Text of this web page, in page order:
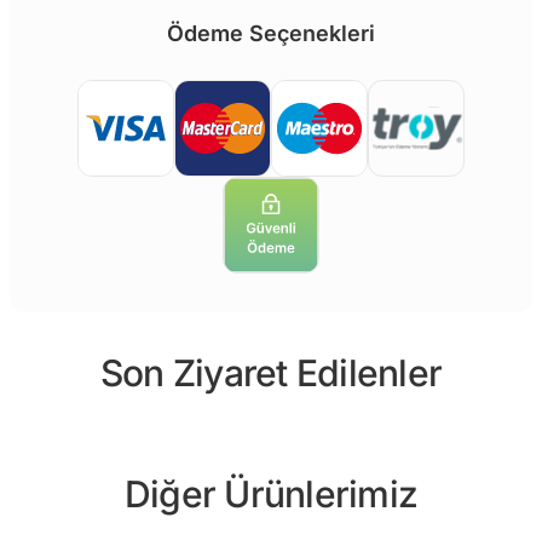
Ödeme Seçenekleri
Son Ziyaret Edilenler
Diğer Ürünlerimiz